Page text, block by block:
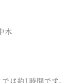
木
は約1時間です。